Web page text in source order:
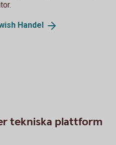
Handel
tekniska plattform